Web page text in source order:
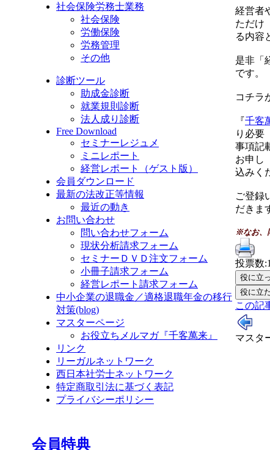
社会保険労務士業務
社会保険
労働保険
労務管理
その他
診断ツール
助成金診断
就業規則診断
法人成り診断
Free Download
セミナーレジュメ
ミニレポート
経営レポート（ゲスト版）
会員ダウンロード
最新の法改正等情報
最近の動き
お問い合わせ
問い合わせフォーム
現状分析請求フォーム
セミナーＤＶＤ注文フォーム
小冊子請求フォーム
経営レポート請求フォーム
中小企業の退職金／適格退職年金の移行
対策(blog)
マスターページ
お役立ちメルマガ『千客萬来』
リンク
リーガルネットワーク
西日本社労士ネットワーク
特定商取引法に基づく表記
プライバシーポリシー
会員特典
経営者
ただけ
る内容
是非「
です。
コチラ
『千客
り必要
事項記
お申し
込みく
ご登録
だきま
※なお、
投票数
この記
マスタ